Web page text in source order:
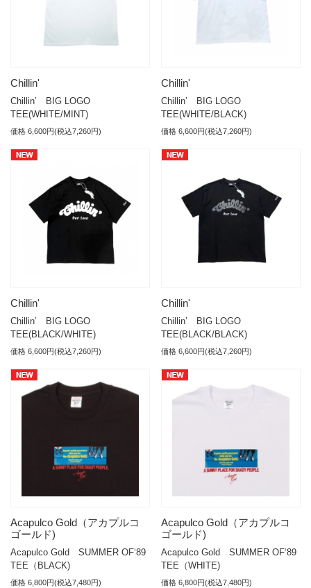
Chillin'
Chillin’ BIG LOGO
TEE(WHITE/MINT)
価格 6,600円(税込7,260円)
Chillin'
Chillin’ BIG LOGO
TEE(WHITE/BLACK)
価格 6,600円(税込7,260円)
Chillin'
Chillin’ BIG LOGO
TEE(BLACK/WHITE)
価格 6,600円(税込7,260円)
Chillin'
Chillin’ BIG LOGO
TEE(BLACK/BLACK)
価格 6,600円(税込7,260円)
Acapulco Gold（アカプルコ
ゴールド)
Acapulco Gold SUMMER OF‘89
TEE（BLACK)
価格 6,800円(税込7,480円)
Acapulco Gold（アカプルコ
ゴールド)
Acapulco Gold SUMMER OF‘89
TEE（WHITE)
価格 6,800円(税込7,480円)